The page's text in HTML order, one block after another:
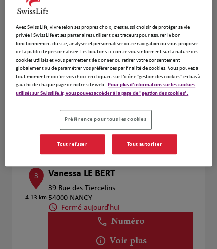
Voir plus
2
3.82 km
Rampillon Gilles
54000 Nancy
Voir plus
3
4.13 km
Vanessa LE BERT
39 Rue des Tiercelins
54000 NANCY
Fermé aujourd'hui
Numéro
Voir plus
Avec Swiss Life, vivre selon ses propres choix, c’est aussi choisir de protéger sa vie
privée ! Swiss Life et ses partenaires utilisent des traceurs pour assurer le bon
fonctionnement du site, analyser et personnaliser votre navigation ou vous proposer
de la publicité personnalisée. Les boutons ci-contre vous informent sur la nature des
cookies utilisés et vous permettent de donner ou retirer votre consentement
globalement ou de paramétrer vos préférences par finalité de cookies. Vous pouvez à
tout moment modifier vos choix en cliquant sur l’icône "gestion des cookies" en bas à
gauche de chaque page de notre site web. Pour plus d'informations sur les cookies
utilisés sur Swisslife.fr, vous pouvez accéder à la page de "gestion des cookies".
Préférence pour tous les cookies
Tout refuser Tout autoriser